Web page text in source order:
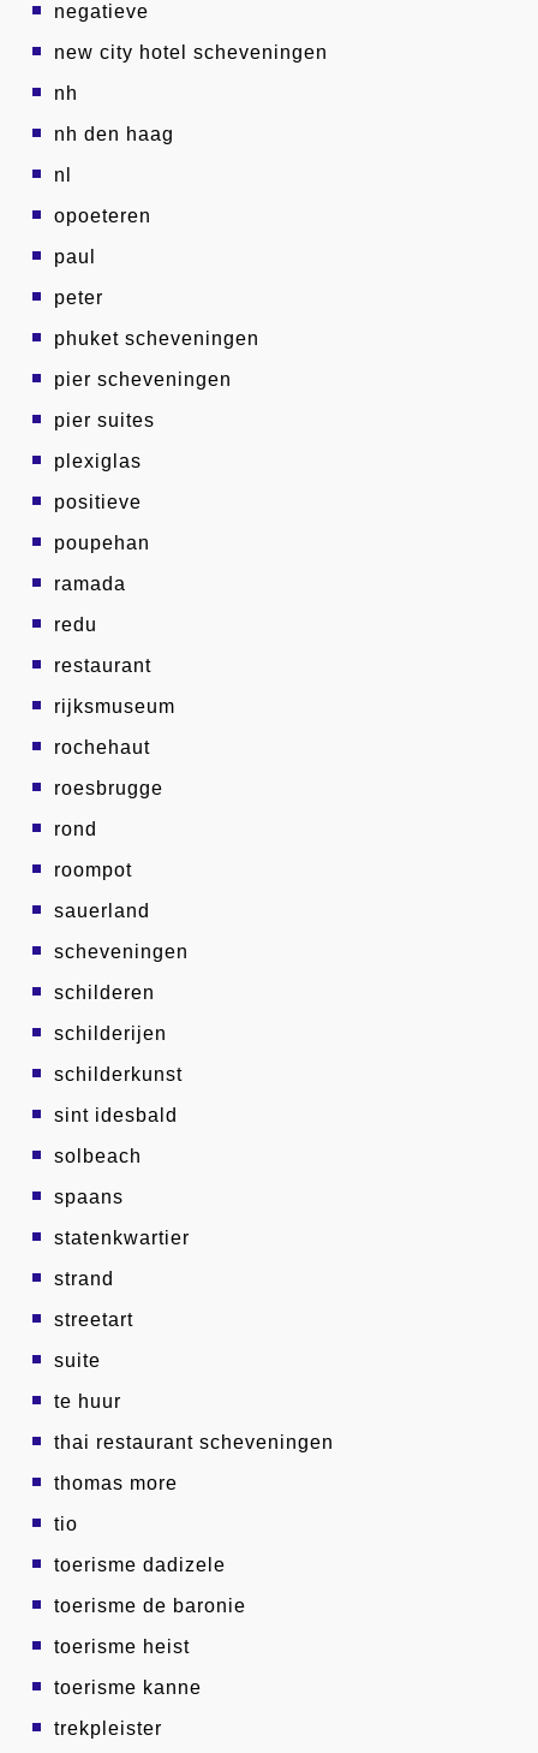
negatieve
new city hotel scheveningen
nh
nh den haag
nl
opoeteren
paul
peter
phuket scheveningen
pier scheveningen
pier suites
plexiglas
positieve
poupehan
ramada
redu
restaurant
rijksmuseum
rochehaut
roesbrugge
rond
roompot
sauerland
scheveningen
schilderen
schilderijen
schilderkunst
sint idesbald
solbeach
spaans
statenkwartier
strand
streetart
suite
te huur
thai restaurant scheveningen
thomas more
tio
toerisme dadizele
toerisme de baronie
toerisme heist
toerisme kanne
trekpleister